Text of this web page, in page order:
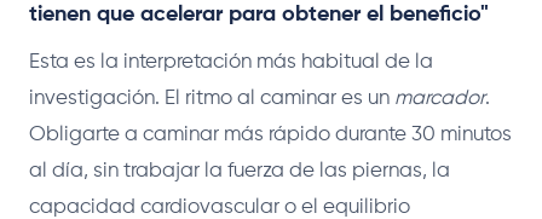
tienen que acelerar para obtener el beneficio"
Esta es la interpretación más habitual de la
investigación. El ritmo al caminar es un marcador.
Obligarte a caminar más rápido durante 30 minutos
al día, sin trabajar la fuerza de las piernas, la
capacidad cardiovascular o el equilibrio